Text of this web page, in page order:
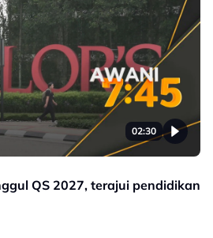
02:30
QS 2027, terajui pendidikan